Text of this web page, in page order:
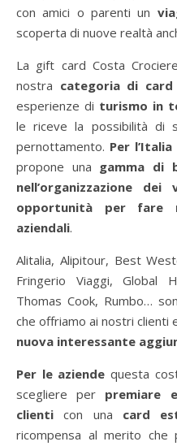
con amici o parenti un
scoperta di nuove realtà
La gift card Costa
nostra categoria di
esperienze di turismo in
le riceve la possibilità di
pernottamento. Per l’Italia
propone una gamma di
nell’organizzazione dei
opportunità per fare
aziendali.
Alitalia, Alipitour, Best
Fringerio Viaggi, Global
Thomas Cook, Rumbo…
che offriamo ai nostri clienti
nuova interessante
Per le aziende questa
scegliere per premiare
clienticon una card
ricompensa al merito